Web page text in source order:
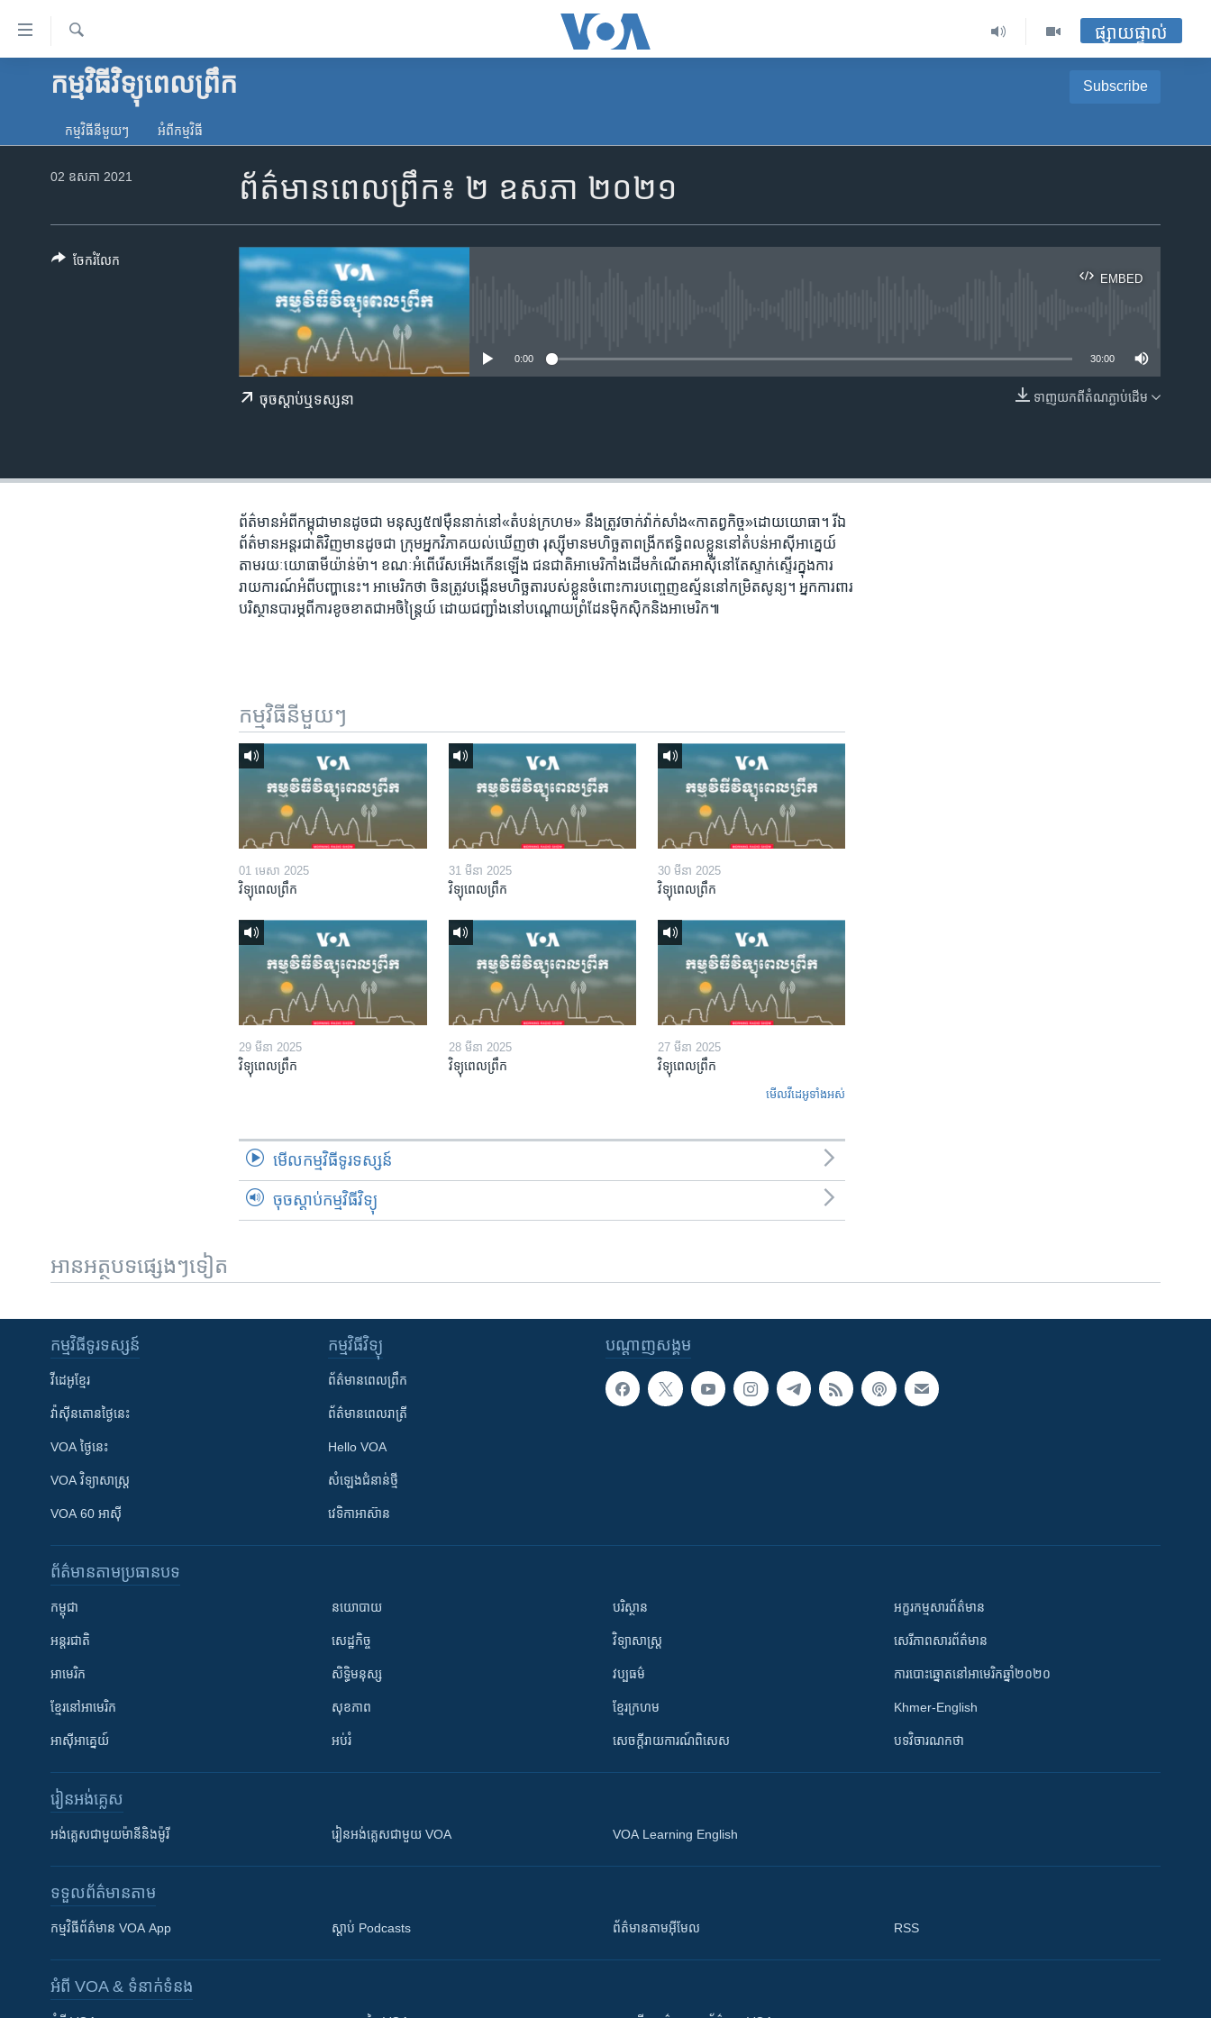
ទៅ​
គេហទំព័រ​
ទាក់ទង
និង​អាមេរិក
រក
ផ្សាយផ្ទាល់
កម្មវិធីវិទ្យុពេលព្រឹក Subscribe
ទទួល​​​សេវា​​​ Podcast
កម្មវិធី​នីមួយៗ អំពី​កម្មវិធី​
ព័ត៌មានពេលព្រឹក៖ ២ ឧសភា ២០២១
02 ឧសភា 2021
EMBED
EMBED
0:00 30:00
ទាញ​យក​ពី​តំណភ្ជាប់​ដើម
ចុច​​ស្តាប់​ឬ​ទស្សនា
ចែករំលែក
ព័ត៌មាន​អំពី​កម្ពុជា​មាន​ដូចជា មនុស្ស​៥៧​ម៉ឺន​នាក់​នៅ«តំបន់​ក្រហម» នឹង​ត្រូវ​ចាក់​វ៉ាក់សាំង​«កាតព្វកិច្ច»​ដោយ​យោធា។ រីឯ​
ព័ត៌មាន​អន្តរជាតិ​វិញ​មាន​ដូចជា ក្រុម​អ្នក​វិភាគ​យល់​ឃើញ​ថា រុស្ស៊ី​មាន​មហិច្ឆតា​ពង្រីក​ឥទ្ធិពល​ខ្លួន​នៅ​តំបន់​អាស៊ីអាគ្នេយ៍​
តាមរយៈ​យោធា​មីយ៉ាន់ម៉ា។ ខណៈ​អំពើ​រើសអើង​កើន​ឡើង ជនជាតិ​អាមេរិកាំង​ដើម​កំណើត​អាស៊ី​នៅតែ​ស្ទាក់ស្ទើរក្នុង​ការ​
រាយការណ៍​អំពី​បញ្ហា​នេះ។ អាមេរិកថា ចិន​ត្រូវ​បង្កើន​មហិច្ឆតា​របស់​ខ្លួន​ចំពោះ​ការ​បញ្ចេញ​ឧស្ម័ន​នៅ​កម្រិត​សូន្យ។ អ្នក​ការពារ​
បរិស្ថានបារម្ភ​ពី​ការ​ខូចខាត​ជា​អចិន្ត្រៃយ៍ ដោយ​ជញ្ជាំង​នៅ​បណ្តោយ​ព្រំដែន​ម៉ិកស៊ិក​និង​អាមេរិក៕
កម្មវិធី​នីមួយៗ
01 មេសា 2025
វិទ្យុពេលព្រឹក
31 មីនា 2025
វិទ្យុពេលព្រឹក
30 មីនា 2025
វិទ្យុពេលព្រឹក
29 មីនា 2025
វិទ្យុពេលព្រឹក
28 មីនា 2025
វិទ្យុពេលព្រឹក
27 មីនា 2025
វិទ្យុពេលព្រឹក
មើល​វីដេអូ​ទាំង​អស់
មើល​កម្មវិធី​ទូរទស្សន៍
ចុចស្តាប់កម្មវិធីវិទ្យុ
អានអត្ថបទផ្សេងៗទៀត
បណ្តាញ​សង្គម
កម្មវិធី​ទូរទស្សន៍
វីដេអូ​ខ្មែរ
វ៉ាស៊ីនតោន​ថ្ងៃ​នេះ
VOA ថ្ងៃនេះ
VOA ​វិទ្យាសាស្ត្រ
VOA 60 អាស៊ី
កម្មវិធី​វិទ្យុ
ព័ត៌មាន​ពេល​ព្រឹក
ព័ត៌មាន​​ពេល​រាត្រី
Hello VOA
សំឡេង​ជំនាន់​ថ្មី
វេទិកា​អាស៊ាន
ព័ត៌មាន​តាមប្រធានបទ​
កម្ពុជា
អន្តរជាតិ
អាមេរិក
ខ្មែរ​នៅអាមេរិក
អាស៊ីអាគ្នេយ៍
នយោបាយ
សេដ្ឋកិច្ច
សិទ្ធិមនុស្ស
សុខភាព
អប់រំ
បរិស្ថាន
វិទ្យាសាស្រ្ត
វប្បធម៌
ខ្មែរក្រហម
សេចក្តីរាយការណ៍ពិសេស
អក្ខរកម្មសារព័ត៌មាន
សេរីភាពសារព័ត៌មាន
ការបោះឆ្នោតនៅអាមេរិកឆ្នាំ២០២០
Khmer-English
បទវិចារណកថា
រៀន​​អង់គ្លេស
អង់គ្លេស​ជាមួយ​ម៉ានី​និង​ម៉ូរី រៀន​​​​​​អង់គ្លេស​​ជាមួយ VOA VOA Learning English
ទទួល​ព័ត៌មាន​តាម
កម្មវិធី​ព័ត៌មាន VOA App ស្តាប់ Podcasts ព័ត៌មាន​តាម​អ៊ីមែល RSS
អំពី​ VOA & ទំនាក់ទំនង